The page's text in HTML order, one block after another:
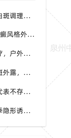
【伏末养斑关键点】高温慢慢回落，白斑调理需要调整方案吗？福建泉州中科白癜风医院解析时节转换白斑对策
“抓挠蚊虫包惹出新白斑”，进展期白癜风格外要规避，福建泉州中科白癜风医院提醒减少皮肤破损的发生
（光疗期间夏日防晒）正在做白斑光疗，户外还要防晒吗？福建泉州中科白癜风医院解答白癜风光疗期间防护疑问
「成人白癜风夏日困扰」短袖季节白斑外露，如何兼顾社交与白斑护理，福建泉州中科白癜风医院给本地患者参考
（不要忽视隐性白斑）肉眼看不见不代表不存在，夏秋时节，福建泉州中科白癜风医院建议定期做白斑专项筛查
「稳定期白斑也会突发进展」哪些夏季隐形诱因容易被忽视？福建泉州中科白癜风医院梳理白斑波动多重因素